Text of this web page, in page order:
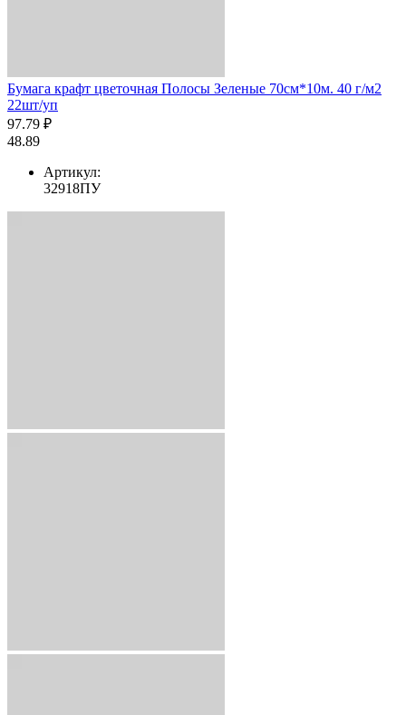
Бумага крафт цветочная Полосы Зеленые 70см*10м. 40 г/м2
22шт/уп
97.79 ₽
48.89
Артикул:
32918ПУ